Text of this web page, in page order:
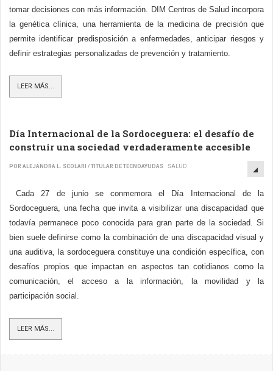
tomar decisiones con más información. DIM Centros de Salud incorpora
la genética clínica, una herramienta de la medicina de precisión que
permite identificar predisposición a enfermedades, anticipar riesgos y
definir estrategias personalizadas de prevención y tratamiento.
LEER MÁS...
Día Internacional de la Sordoceguera: el desafío de
construir una sociedad verdaderamente accesible
POR ALEJANDRA L. SCOLARI / TITULAR DE TECNOAYUDAS SALUD
Cada 27 de junio se conmemora el Día Internacional de la
Sordoceguera, una fecha que invita a visibilizar una discapacidad que
todavía permanece poco conocida para gran parte de la sociedad. Si
bien suele definirse como la combinación de una discapacidad visual y
una auditiva, la sordoceguera constituye una condición específica, con
desafíos propios que impactan en aspectos tan cotidianos como la
comunicación, el acceso a la información, la movilidad y la
participación social.
LEER MÁS...